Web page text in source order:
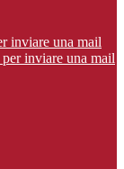
inviare una mail
inviare una mail